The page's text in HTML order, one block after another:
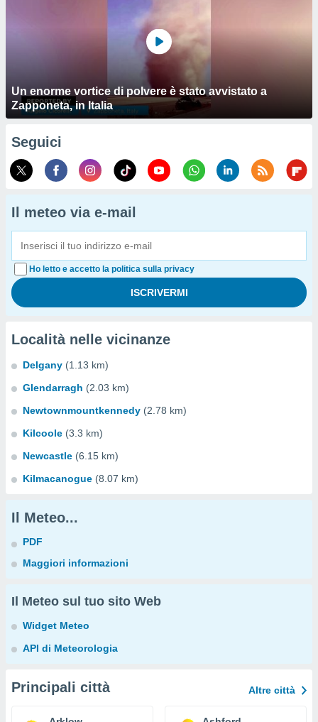
Un enorme vortice di polvere è stato avvistato a
Zapponeta, in Italia
Seguici
Il meteo via e-mail
Ho letto e accetto la politica sulla privacy
Località nelle vicinanze
Delgany (1.13 km)
Glendarragh (2.03 km)
Newtownmountkennedy (2.78 km)
Kilcoole (3.3 km)
Newcastle (6.15 km)
Kilmacanogue (8.07 km)
Il Meteo...
PDF
Maggiori informazioni
Il Meteo sul tuo sito Web
Widget Meteo
API di Meteorologia
Principali città Altre città